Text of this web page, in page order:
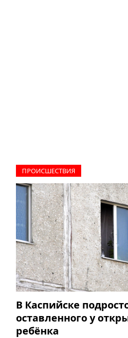
ПРОИCШЕСТВИЯ
В Каспийске
оставленного у
ребёнка